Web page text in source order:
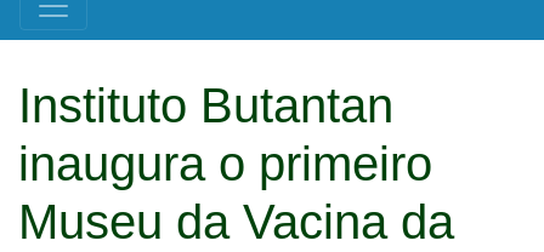
Instituto Butantan
inaugura o primeiro
Museu da Vacina da